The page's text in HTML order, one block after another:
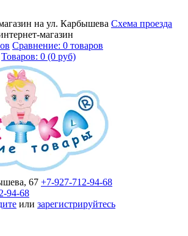
на ул. Карбышева Схема проезда
магазин
Сравнение: 0 товаров
Товаров: 0 (0 руб)
67 +7-927-712-94-68
94-68
или зарегистрируйтесь